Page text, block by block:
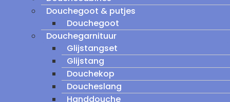
Douchegoot & putjes
Douchegoot
Douchegarnituur
Glijstangset
Glijstang
Douchekop
Doucheslang
Handdouche